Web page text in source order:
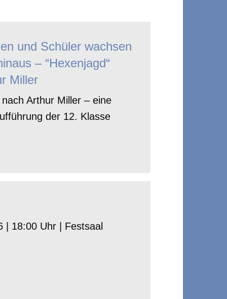
und Schüler wachsen
– “Hexenjagd“
Miller
nach Arthur Miller – eine
der 12. Klasse
| 18:00 Uhr | Festsaal